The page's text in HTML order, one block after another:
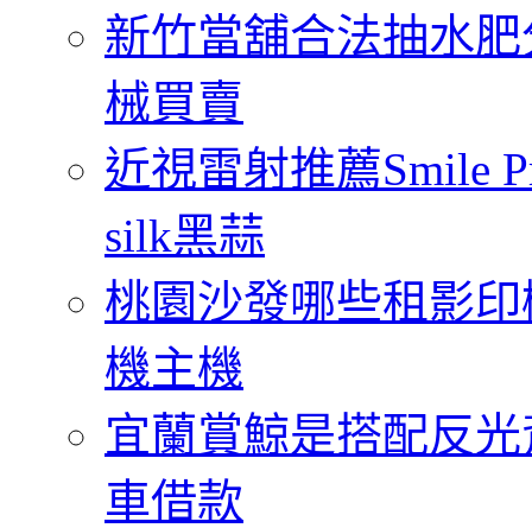
新竹當舖合法抽水
械買賣
近視雷射推薦Smile
silk黑蒜
桃園沙發哪些租影
機主機
宜蘭賞鯨是搭配反
車借款